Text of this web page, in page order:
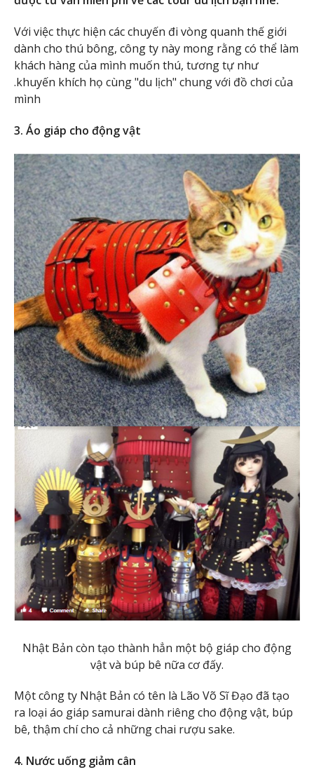
Với việc thực hiện các chuyến đi vòng quanh thế giới
dành cho thú bông, công ty này mong rằng có thể làm
khách hàng của mình muốn thú, tương tự như
.khuyến khích họ cùng "du lịch" chung với đồ chơi của
mình
3. Áo giáp cho động vật
Nhật Bản còn tạo thành hẳn một bộ giáp cho động
vật và búp bê nữa cơ đấy.
Một công ty Nhật Bản có tên là Lão Võ Sĩ Đạo đã tạo
ra loại áo giáp samurai dành riêng cho động vật, búp
bê, thậm chí cho cả những chai rượu sake.
4. Nước uống giảm cân